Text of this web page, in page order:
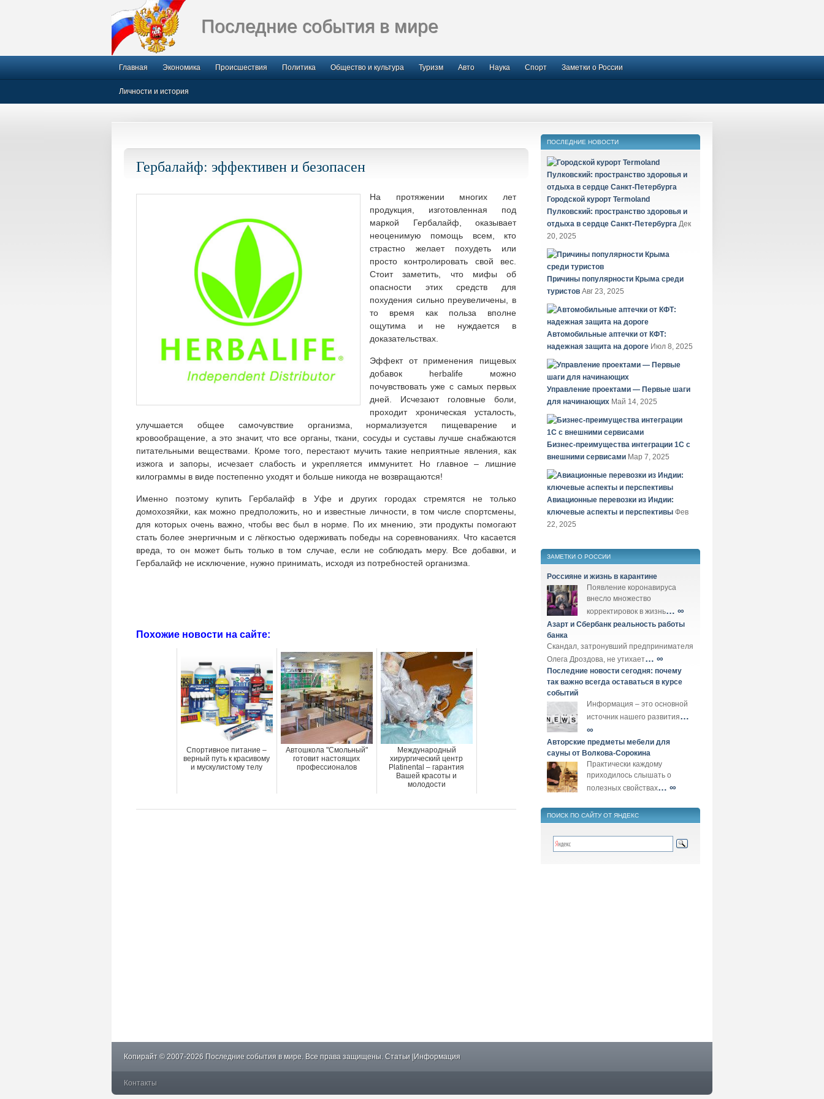
Последние события в мире
Главная Экономика Происшествия Политика Общество и культура Туризм Авто Наука Спорт Заметки о России
Личности и история
Гербалайф: эффективен и безопасен
На протяжении многих лет
продукция, изготовленная под
маркой Гербалайф, оказывает
неоценимую помощь всем, кто
страстно желает похудеть или
просто контролировать свой вес.
Стоит заметить, что мифы об
опасности этих средств для
похудения сильно преувеличены, в
то время как польза вполне
ощутима и не нуждается в
доказательствах.
Эффект от применения пищевых
добавок herbalife можно
почувствовать уже с самых первых
дней. Исчезают головные боли,
проходит хроническая усталость,
улучшается общее самочувствие организма, нормализуется пищеварение и
кровообращение, а это значит, что все органы, ткани, сосуды и суставы лучше снабжаются
питательными веществами. Кроме того, перестают мучить такие неприятные явления, как
изжога и запоры, исчезает слабость и укрепляется иммунитет. Но главное – лишние
килограммы в виде постепенно уходят и больше никогда не возвращаются!
Именно поэтому купить Гербалайф в Уфе и других городах стремятся не только
домохозяйки, как можно предположить, но и известные личности, в том числе спортсмены,
для которых очень важно, чтобы вес был в норме. По их мнению, эти продукты помогают
стать более энергичным и с лёгкостью одерживать победы на соревнованиях. Что касается
вреда, то он может быть только в том случае, если не соблюдать меру. Все добавки, и
Гербалайф не исключение, нужно принимать, исходя из потребностей организма.
Похожие новости на сайте:
Спортивное питание –
верный путь к красивому
и мускулистому телу
Автошкола "Смольный"
готовит настоящих
профессионалов
Международный
хирургический центр
Platinental – гарантия
Вашей красоты и
молодости
ПОСЛЕДНИЕ НОВОСТИ
Городской курорт Termoland
Пулковский: пространство здоровья и
отдыха в сердце Санкт-Петербурга Дек
20, 2025
Причины популярности Крыма среди
туристов Авг 23, 2025
Автомобильные аптечки от КФТ:
надежная защита на дороге Июл 8, 2025
Управление проектами — Первые шаги
для начинающих Май 14, 2025
Бизнес-преимущества интеграции 1С с
внешними сервисами Мар 7, 2025
Авиационные перевозки из Индии:
ключевые аспекты и перспективы Фев
22, 2025
ЗАМЕТКИ О РОССИИ
Россияне и жизнь в карантине
Появление коронавируса
внесло множество
корректировок в жизнь… ∞
Азарт и Сбербанк реальность работы
банка
Скандал, затронувший предпринимателя
Олега Дроздова, не утихает… ∞
Последние новости сегодня: почему
так важно всегда оставаться в курсе
событий
Информация – это основной
источник нашего развития…
∞
Авторские предметы мебели для
сауны от Волкова-Сорокина
Практически каждому
приходилось слышать о
полезных свойствах… ∞
ПОИСК ПО САЙТУ ОТ ЯНДЕКС
Копирайт © 2007-2026 Последние события в мире. Все права защищены. Статьи |Информация
Контакты